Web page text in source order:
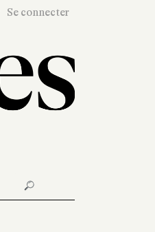
Se connecter
🔎